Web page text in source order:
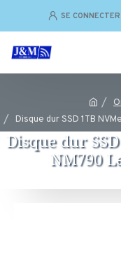
SE CONNECTER
Disque dur SSD 1TB
Disque dur
NM790